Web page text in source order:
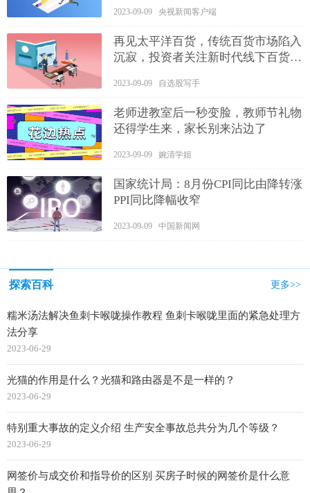
2023-09-09 央视新闻客户端
再见太平洋百货，传统百货市场陷入
沉寂，投资者关注新时代线下百货焕
2023-09-09 自选股写手
老师进教室后一秒变脸，教师节礼物
还得学生来，家长别来沾边了
2023-09-09 婉清学姐
国家统计局：8月份CPI同比由降转涨
PPI同比降幅收窄
2023-09-09 中国新闻网
探索百科 更多>>
糯米汤法解决鱼刺卡喉咙操作教程 鱼刺卡喉咙里面的紧急处理方
法分享
2023-06-29
光猫的作用是什么？光猫和路由器是不是一样的？
2023-06-29
特别重大事故的定义介绍 生产安全事故总共分为几个等级？
2023-06-29
网签价与成交价和指导价的区别 买房子时候的​网签价是什么意